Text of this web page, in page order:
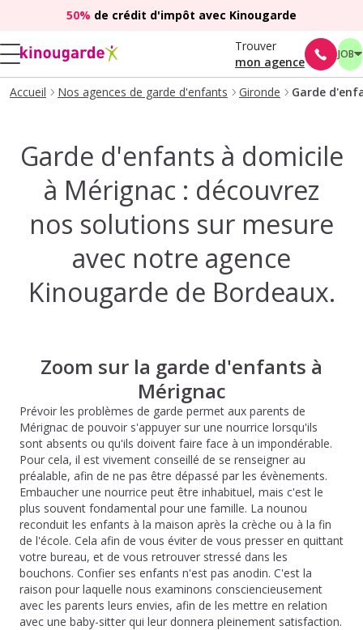
50% de crédit d'impôt avec Kinougarde
Trouver
mon agence
JOB
Accueil Nos agences de garde d'enfants Gironde Garde
Garde d'enfants à domicile
à Mérignac : découvrez
nos solutions sur mesure
avec notre agence
Kinougarde de Bordeaux.
Zoom sur la garde d'enfants à
Mérignac
Prévoir les problèmes de garde permet aux parents de
Mérignac de pouvoir s'appuyer sur une nourrice lorsqu'ils
sont absents ou qu'ils doivent faire face à un impondérable.
Pour cela, il est vivement conseillé de se renseigner au
préalable, afin de ne pas être dépassé par les évènements.
Embaucher une nourrice peut être inhabituel, mais c'est le
plus souvent fondamental pour une famille. La nounou
reconduit les enfants à la maison après la crèche ou à la fin
de l'école. Cela afin de vous éviter de vous presser en quittant
votre bureau, et de vous retrouver stressé dans les
bouchons. Confier ses enfants n'est pas anodin. C'est la
raison pour laquelle nous examinons consciencieusement
avec les parents leurs envies, afin de les mettre en relation
avec une baby-sitter qui leur donnera pleinement satisfaction.